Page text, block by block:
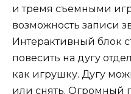
и тремя съемными
возможность записи
Интерактивный блок
повесить на дугу
как игрушку. Дугу
или снять. Огромный